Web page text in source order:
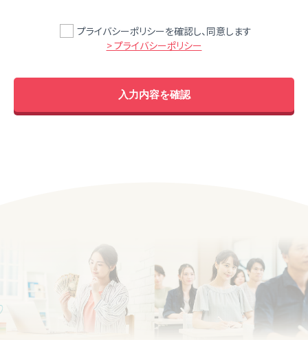
プライバシーポリシーを確認し、同意します
> プライバシーポリシー
入力内容を確認